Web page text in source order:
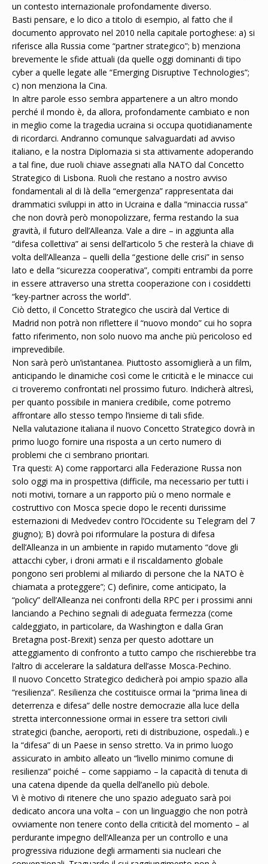
un contesto internazionale profondamente diverso.
Basti pensare, e lo dico a titolo di esempio, al fatto che il
documento approvato nel 2010 nella capitale portoghese: a) si
riferisce alla Russia come “partner strategico”; b) menziona
brevemente le sfide attuali (da quelle oggi dominanti di tipo
cyber a quelle legate alle “Emerging Disruptive Technologies”;
c) non menziona la Cina.
In altre parole esso sembra appartenere a un altro mondo
perché il mondo è, da allora, profondamente cambiato e non
in meglio come la tragedia ucraina si occupa quotidianamente
di ricordarci. Andranno comunque salvaguardati ad avviso
italiano, e la nostra Diplomazia si sta attivamente adoperando
a tal fine, due ruoli chiave assegnati alla NATO dal Concetto
Strategico di Lisbona. Ruoli che restano a nostro avviso
fondamentali al di là della “emergenza” rappresentata dai
drammatici sviluppi in atto in Ucraina e dalla “minaccia russa”
che non dovrà però monopolizzare, ferma restando la sua
gravità, il futuro dell’Alleanza. Vale a dire – in aggiunta alla
“difesa collettiva” ai sensi dell’articolo 5 che resterà la chiave di
volta dell’Alleanza – quelli della “gestione delle crisi” in senso
lato e della “sicurezza cooperativa”, compiti entrambi da porre
in essere attraverso una stretta cooperazione con i cosiddetti
“key-partner across the world”.
Ciò detto, il Concetto Strategico che uscirà dal Vertice di
Madrid non potrà non riflettere il “nuovo mondo” cui ho sopra
fatto riferimento, non solo nuovo ma anche più pericoloso ed
imprevedibile.
Non sarà però un’istantanea. Piuttosto assomiglierà a un film,
anticipando le dinamiche così come le criticità e le minacce cui
ci troveremo confrontati nel prossimo futuro. Indicherà altresì,
per quanto possibile in maniera credibile, come potremo
affrontare allo stesso tempo l’insieme di tali sfide.
Nella valutazione italiana il nuovo Concetto Strategico dovrà in
primo luogo fornire una risposta a un certo numero di
problemi che ci sembrano prioritari.
Tra questi: A) come rapportarci alla Federazione Russa non
solo oggi ma in prospettiva (difficile, ma necessario per tutti i
noti motivi, tornare a un rapporto più o meno normale e
costruttivo con Mosca specie dopo le recenti durissime
esternazioni di Medvedev contro l’Occidente su Telegram del 7
giugno); B) dovrà poi riformulare la postura di difesa
dell’Alleanza in un ambiente in rapido mutamento “dove gli
attacchi cyber, i droni armati e il riscaldamento globale
pongono seri problemi al miliardo di persone che la NATO è
chiamata a proteggere”; C) definire, come anticipato, la
“policy” dell’Alleanza nei confronti della RPC per i prossimi anni
lanciando a Pechino segnali di adeguata fermezza (come
caldeggiato, in particolare, da Washington e dalla Gran
Bretagna post-Brexit) senza per questo adottare un
atteggiamento di confronto a tutto campo che rischierebbe tra
l’altro di accelerare la saldatura dell’asse Mosca-Pechino.
Il nuovo Concetto Strategico dedicherà poi ampio spazio alla
“resilienza”. Resilienza che costituisce ormai la “prima linea di
deterrenza e difesa” delle nostre democrazie alla luce della
stretta interconnessione ormai in essere tra settori civili
strategici (banche, aeroporti, reti di distribuzione, ospedali..) e
la “difesa” di un Paese in senso stretto. Va in primo luogo
assicurato in ambito alleato un “livello minimo comune di
resilienza” poiché – come sappiamo – la capacità di tenuta di
una catena dipende da quella dell’anello più debole.
Vi è motivo di ritenere che uno spazio adeguato sarà poi
dedicato ancora una volta – con un linguaggio che non potrà
ovviamente non tenere conto della criticità del momento – al
perdurante impegno dell’Alleanza per un controllo e una
progressiva riduzione degli armamenti sia nucleari che